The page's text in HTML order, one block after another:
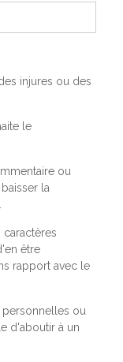
injures ou des
le
ou
la
caractères
être
rapport avec le
personnelles ou
d'aboutir à un